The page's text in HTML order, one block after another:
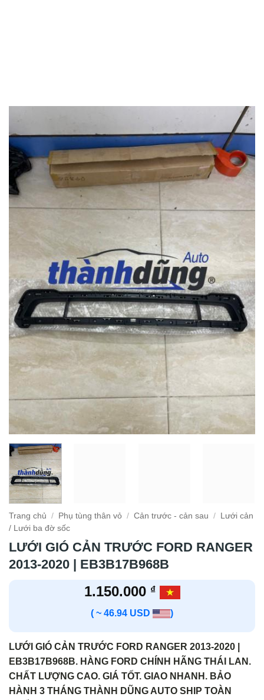
Trang chủ / Phụ tùng thân vỏ / Cản trước - cản sau /
Lưới cản
/ Lưới ba đờ sốc
LƯỚI GIÓ CẢN TRƯỚC FORD RANGER
2013-2020 | EB3B17B968B
1.150.000 ₫
( ~ 46.94 USD )
LƯỚI GIÓ CẢN TRƯỚC FORD RANGER 2013-2020 |
EB3B17B968B. HÀNG FORD CHÍNH HÃNG THÁI LAN.
CHẤT LƯỢNG CAO. GIÁ TỐT. GIAO NHANH. BẢO
HÀNH 3 THÁNG THÀNH DŨNG AUTO SHIP TOÀN